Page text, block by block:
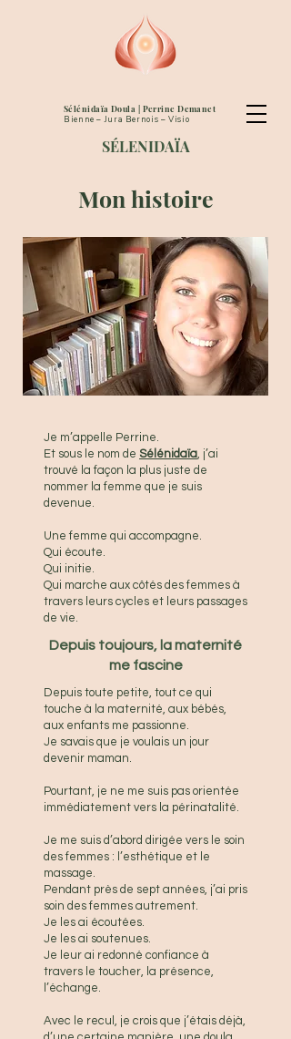
Sélénidaïa Doula | Perrine Demanet
SÉLENIDAÏA
Bienne – Jura Bernois – Visio
Mon histoire
Je m’appelle Perrine.
Et sous le nom de Sélénidaïa, j’ai
trouvé la façon la plus juste de
nommer la femme que je suis
devenue.
Une femme qui accompagne.
Qui écoute.
Qui initie.
Qui marche aux côtés des femmes à
travers leurs cycles et leurs passages
de vie.
Depuis toujours, la maternité
me fascine
Depuis toute petite, tout ce qui
touche à la maternité, aux bébés,
aux enfants me passionne.
Je savais que je voulais un jour
devenir maman.
Pourtant, je ne me suis pas orientée
immédiatement vers la périnatalité.
Je me suis d’abord dirigée vers le soin
des femmes : l’esthétique et le
massage.
Pendant près de sept années, j’ai pris
soin des femmes autrement.
Je les ai écoutées.
Je les ai soutenues.
Je leur ai redonné confiance à
travers le toucher, la présence,
l’échange.
Avec le recul, je crois que j’étais déjà,